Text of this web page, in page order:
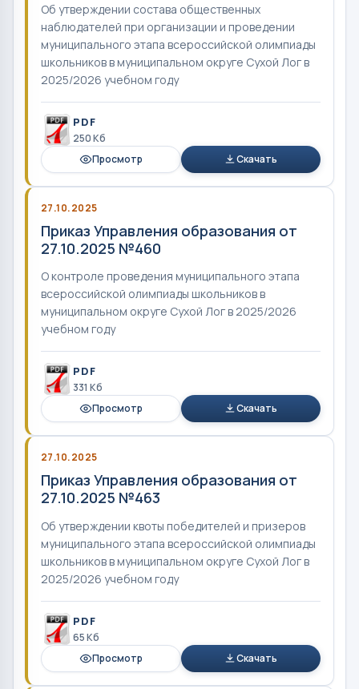
Об утверждении состава общественных
наблюдателей при организации и проведении
муниципального этапа всероссийской олимпиады
школьников в муниципальном округе Сухой Лог в
2025/2026 учебном году
PDF
250 Кб
Просмотр
Скачать
27.10.2025
Приказ Управления образования от
27.10.2025 №460
О контроле проведения муниципального этапа
всероссийской олимпиады школьников в
муниципальном округе Сухой Лог в 2025/2026
учебном году
PDF
331 Кб
Просмотр
Скачать
27.10.2025
Приказ Управления образования от
27.10.2025 №463
Об утверждении квоты победителей и призеров
муниципального этапа всероссийской олимпиады
школьников в муниципальном округе Сухой Лог в
2025/2026 учебном году
PDF
65 Кб
Просмотр
Скачать